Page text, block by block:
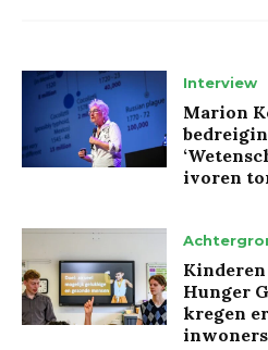
Interview
Marion
ivoren
Kinderen
Hunger
kregen
inwoners